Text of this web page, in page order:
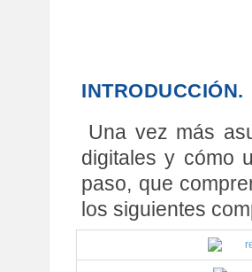
INTRODUCCIÓN.
Una vez más
digitales y cómo
paso, que
los siguientes